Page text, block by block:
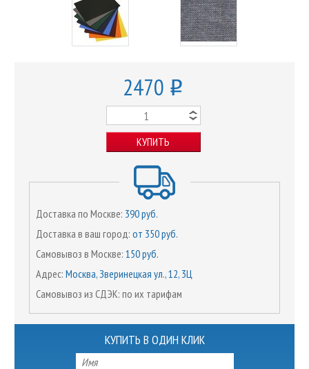
2470 o
КУПИТЬ
Доставка по Москве: 390 руб.
Доставка в ваш город: от 350 руб.
Самовывоз в Москве: 150 руб.
Адрес: Москва, Зверинецкая ул., 12, 3Ц
Самовывоз из СДЭК: по их тарифам
КУПИТЬ В ОДИН КЛИК